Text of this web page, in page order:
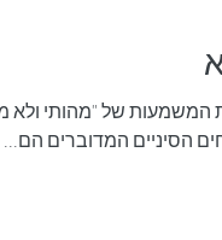
הסיניים המדוברים הם...